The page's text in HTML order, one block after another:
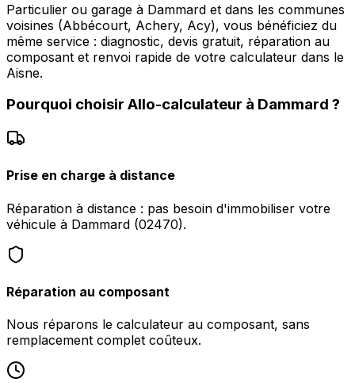
Particulier ou garage à Dammard et dans les communes
voisines (Abbécourt, Achery, Acy), vous bénéficiez du
même service : diagnostic, devis gratuit, réparation au
composant et renvoi rapide de votre calculateur dans le
Aisne.
Pourquoi choisir Allo-calculateur à Dammard ?
Prise en charge à distance
Réparation à distance : pas besoin d'immobiliser votre
véhicule à Dammard (02470).
Réparation au composant
Nous réparons le calculateur au composant, sans
remplacement complet coûteux.